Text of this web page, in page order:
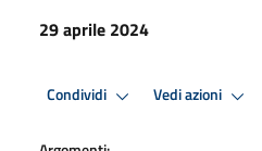
29 aprile 2024
Condividi Vedi azioni